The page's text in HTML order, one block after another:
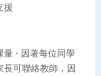
援
量 - 因著每位同學
可聯絡教師，因